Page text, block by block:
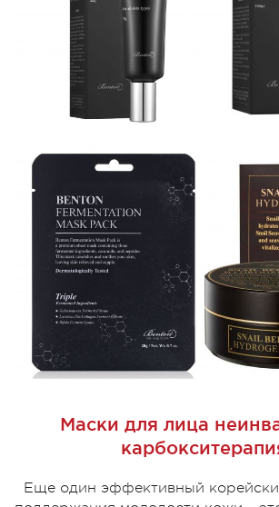
Маски для лица
Еще один эффективный